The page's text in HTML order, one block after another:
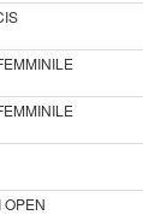
OPEN